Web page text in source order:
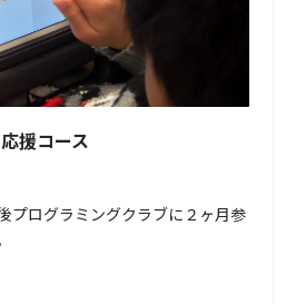
援コース
プログラミングクラブに２ヶ月参